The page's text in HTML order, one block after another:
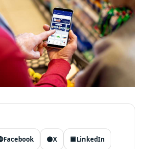
Facebook ⚫X 🟦LinkedIn